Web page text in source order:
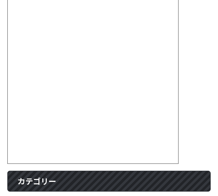
カテゴリー